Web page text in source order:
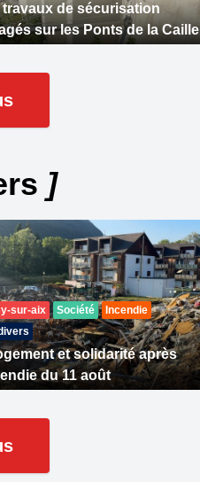
travaux de sécurisation
sur les Ponts de la Caille
]
sur-aix Société
Incendie
et solidarité après
du 11 août